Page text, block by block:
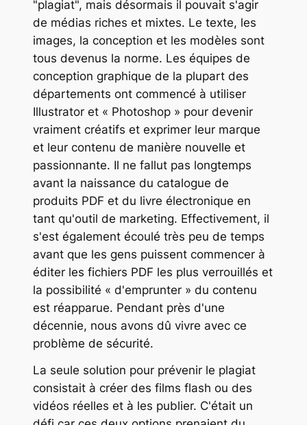
"plagiat", mais désormais il pouvait s'agir
de médias riches et mixtes. Le texte, les
images, la conception et les modèles sont
tous devenus la norme. Les équipes de
conception graphique de la plupart des
départements ont commencé à utiliser
Illustrator et « Photoshop » pour devenir
vraiment créatifs et exprimer leur marque
et leur contenu de manière nouvelle et
passionnante. Il ne fallut pas longtemps
avant la naissance du catalogue de
produits PDF et du livre électronique en
tant qu'outil de marketing. Effectivement, il
s'est également écoulé très peu de temps
avant que les gens puissent commencer à
éditer les fichiers PDF les plus verrouillés et
la possibilité « d'emprunter » du contenu
est réapparue. Pendant près d'une
décennie, nous avons dû vivre avec ce
problème de sécurité.
La seule solution pour prévenir le plagiat
consistait à créer des films flash ou des
vidéos réelles et à les publier. C'était un